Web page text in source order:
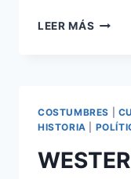
LEER MÁS
COSTUMBRES
HISTORIA